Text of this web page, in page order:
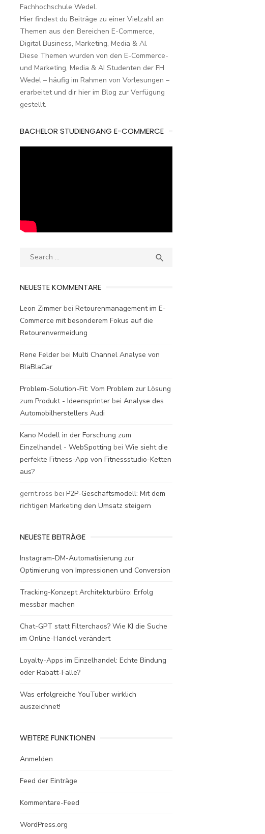
Fachhochschule Wedel.
Hier findest du Beiträge zu einer Vielzahl an
Themen aus den Bereichen E-Commerce,
Digital Business, Marketing, Media & AI.
Diese Themen wurden von den E-Commerce-
und Marketing, Media & AI Studenten der FH
Wedel – häufig im Rahmen von Vorlesungen –
erarbeitet und dir hier im Blog zur Verfügung
gestellt.
BACHELOR STUDIENGANG E-COMMERCE
Search

NEUESTE KOMMENTARE
Leon Zimmer bei Retourenmanagement im E-
Commerce mit besonderem Fokus auf die
Retourenvermeidung
Rene Felder bei Multi Channel Analyse von
BlaBlaCar
Problem-Solution-Fit: Vom Problem zur Lösung
zum Produkt - Ideensprinter bei Analyse des
Automobilherstellers Audi
Kano Modell in der Forschung zum
Einzelhandel - WebSpotting bei Wie sieht die
perfekte Fitness-App von Fitnessstudio-Ketten
aus?
gerrit.ross bei P2P-Geschäftsmodell: Mit dem
richtigen Marketing den Umsatz steigern
NEUESTE BEITRÄGE
Instagram-DM-Automatisierung zur
Optimierung von Impressionen und Conversion
Tracking-Konzept Architekturbüro: Erfolg
messbar machen
Chat-GPT statt Filterchaos? Wie KI die Suche
im Online-Handel verändert
Loyalty-Apps im Einzelhandel: Echte Bindung
oder Rabatt-Falle?
Was erfolgreiche YouTuber wirklich
auszeichnet!
WEITERE FUNKTIONEN
Anmelden
Feed der Einträge
Kommentare-Feed
WordPress.org